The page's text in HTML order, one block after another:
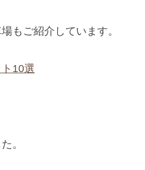
もご紹介しています。
10選
。